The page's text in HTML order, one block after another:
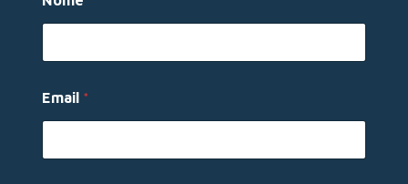
e
g
g
i
N
Email *